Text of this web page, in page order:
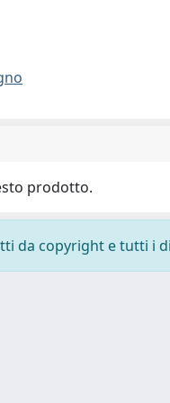
prodotto.
da copyright e tutti i